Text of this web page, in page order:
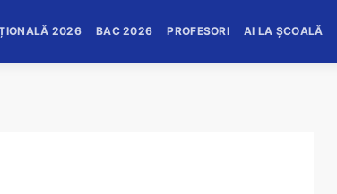
2026 BAC 2026 PROFESORI AI LA ȘCOALĂ